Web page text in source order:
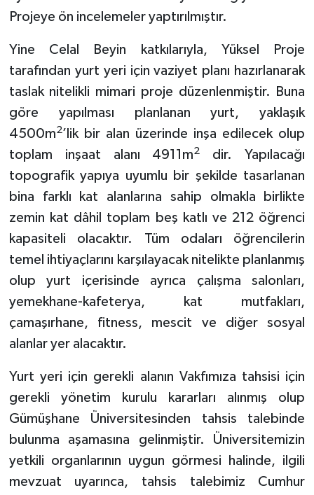
Projeye ön incelemeler yaptırılmıştır.
Yine Celal Beyin katkılarıyla, Yüksel Proje
tarafından yurt yeri için vaziyet planı hazırlanarak
taslak nitelikli mimari proje düzenlenmiştir. Buna
göre yapılması planlanan yurt, yaklaşık
4500m2’lik bir alan üzerinde inşa edilecek olup
toplam inşaat alanı 4911m2
dir. Yapılacağı
topografik yapıya uyumlu bir şekilde tasarlanan
bina farklı kat alanlarına sahip olmakla birlikte
zemin kat dâhil toplam beş katlı ve 212 öğrenci
kapasiteli olacaktır. Tüm odaları öğrencilerin
temel ihtiyaçlarını karşılayacak nitelikte planlanmış
olup yurt içerisinde ayrıca çalışma salonları,
yemekhane-kafeterya, kat mutfakları,
çamaşırhane, fitness, mescit ve diğer sosyal
alanlar yer alacaktır.
Yurt yeri için gerekli alanın Vakfımıza tahsisi için
gerekli yönetim kurulu kararları alınmış olup
Gümüşhane Üniversitesinden tahsis talebinde
bulunma aşamasına gelinmiştir. Üniversitemizin
yetkili organlarının uygun görmesi halinde, ilgili
mevzuat uyarınca, tahsis talebimiz Cumhur